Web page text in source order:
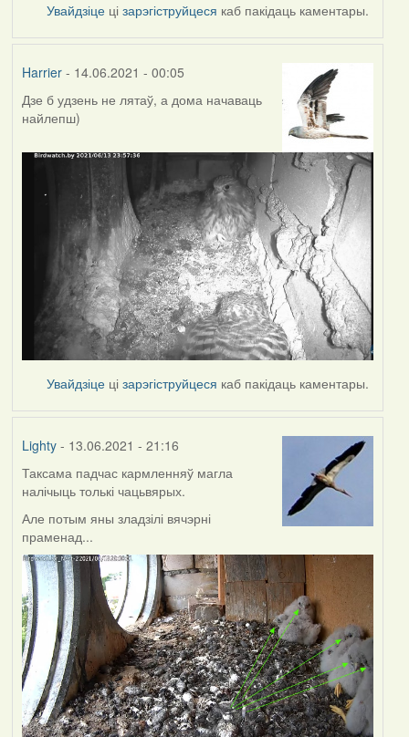
Увайдзіце цізарэгіструйцеся каб пакідаць каментары.
Harrier- 14.06.2021 - 00:05
Дзе б удзень не лятаў, а дома начаваць
найлепш)
Увайдзіце цізарэгіструйцеся каб пакідаць каментары.
Lighty- 13.06.2021 - 21:16
Таксама падчас кармленняў магла
налічыць толькі чацьвярых.
Але потым яны зладзілі вячэрні
праменад...